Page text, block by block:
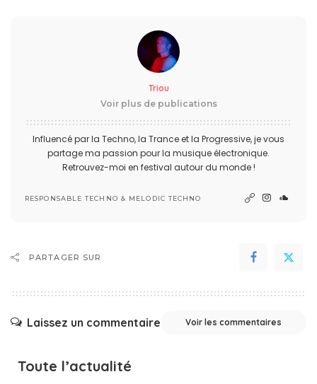
Triou
Voir plus de publications
Influencé par la Techno, la Trance et la Progressive, je vous
partage ma passion pour la musique électronique.
Retrouvez-moi en festival autour du monde !
RESPONSABLE TECHNO & MELODIC TECHNO
PARTAGER SUR
Laissez un commentaire Voir les commentaires
Toute l’actualité